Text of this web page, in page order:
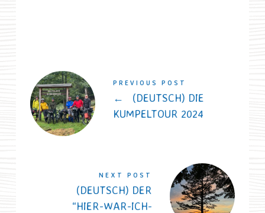
PREVIOUS POST
←
(DEUTSCH) DIE
KUMPELTOUR 2024
NEXT POST
(DEUTSCH) DER
“HIER-WAR-ICH-